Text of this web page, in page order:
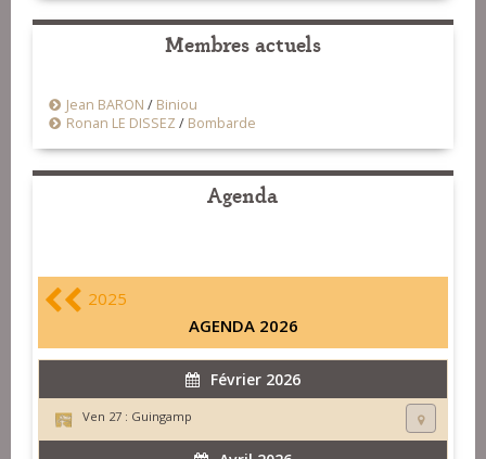
Membres actuels
Jean BARON / Biniou
Ronan LE DISSEZ / Bombarde
Agenda
2025
AGENDA 2026
Février 2026
Ven 27 : Guingamp